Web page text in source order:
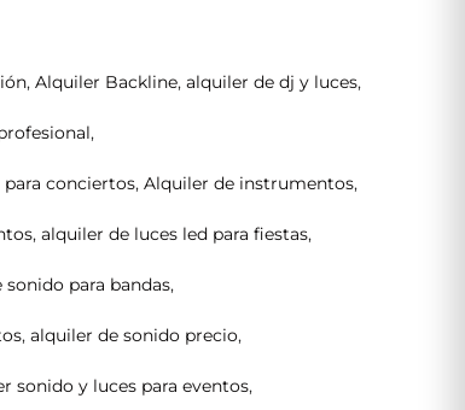
,Alquiler Backline,alquiler de dj y luces,
,
conciertos,Alquiler de instrumentos,
,alquiler de luces led para fiestas,
sonido para bandas,
,alquiler de sonido precio,
sonido y luces para eventos,